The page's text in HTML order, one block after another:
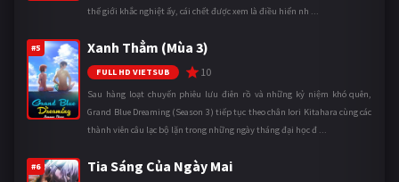
thế giới khắc nghiệt ấy, cái chết được xem là điều hiển nh ...
#5 Xanh Thẳm (Mùa 3)
FULL HD VIETSUB 10
Sau hàng loạt chuyến phiêu lưu điên rồ và những kỷ niệm khó quên,
Grand Blue Dreaming (Season 3) tiếp tục theo chân Iori Kitahara cùng các
thành viên câu lạc bộ lặn trong những ngày tháng đại học đ ...
#6 Tia Sáng Của Ngày Mai